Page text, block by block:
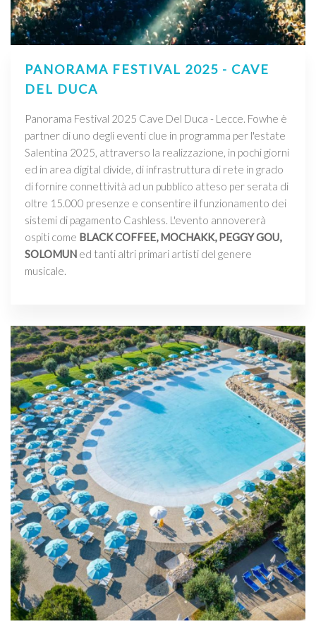
PANORAMA FESTIVAL 2025 - CAVE
DEL DUCA
Panorama Festival 2025 Cave Del Duca - Lecce. Fowhe è
partner di uno degli eventi clue in programma per l'estate
Salentina 2025, attraverso la realizzazione, in pochi giorni
ed in area digital divide, di infrastruttura di rete in grado
di fornire connettività ad un pubblico atteso per serata di
oltre 15.000 presenze e consentire il funzionamento dei
sistemi di pagamento Cashless. L'evento annovererà
ospiti come BLACK COFFEE, MOCHAKK, PEGGY GOU,
SOLOMUN ed tanti altri primari artisti del genere
musicale.